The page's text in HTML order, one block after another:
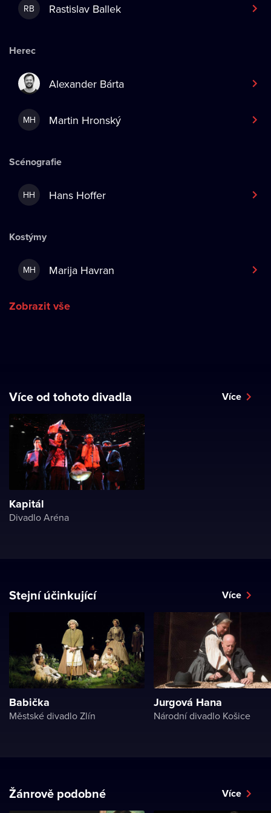
RB Rastislav Ballek
Herec
Alexander Bárta
MH Martin Hronský
Scénografie
HH Hans Hoffer
Kostýmy
MH Marija Havran
Zobrazit vše
Více od tohoto divadla Více
Kapitál
Divadlo Aréna
Stejní účinkující Více
Babička
Městské divadlo Zlín
Jurgová Hana
Národní divadlo Košice
Žánrově podobné Více